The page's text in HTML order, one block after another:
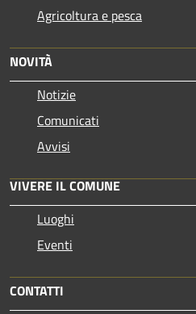
Agricoltura e pesca
NOVITÀ
Notizie
Comunicati
Avvisi
VIVERE IL COMUNE
Luoghi
Eventi
CONTATTI